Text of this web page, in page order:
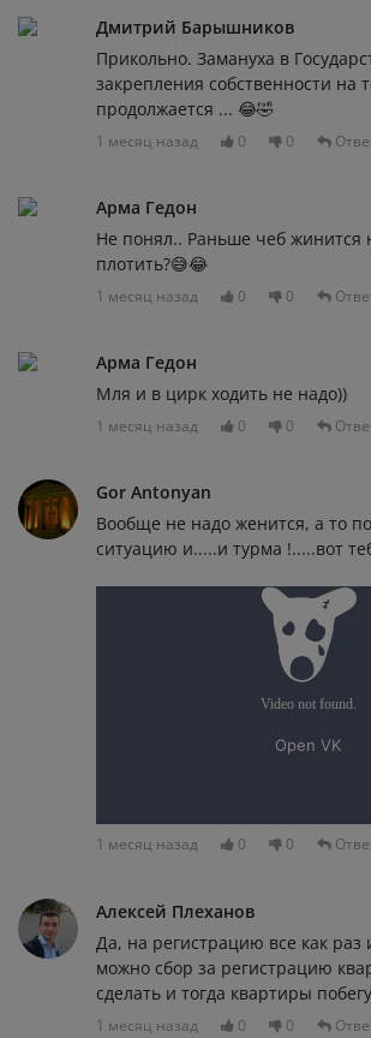
Дмитрий Барышников
Прикольно. Замануха в
закрепления собственности на
продолжается ... 😂🤣
1 месяц назад 0 0
Арма Гедон
Не понял.. Раньше чеб жинится
плотить?😅😂
1 месяц назад 0 0
Арма Гедон
Мля и в цирк ходить не надо))
1 месяц назад 0 0
Gor Antonyan
Вообще не надо женится, а то
ситуацию и.....и турма !.....вот
1 месяц назад 0 0
Алексей Плеханов
Да, на регистрацию все как раз
можно сбор за регистрацию
сделать и тогда квартиры
1 месяц назад 0 0